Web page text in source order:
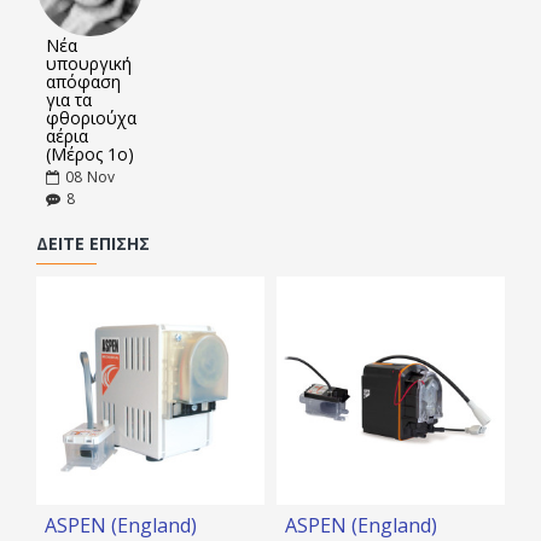
Νέα
υπουργική
απόφαση
για τα
φθοριούχα
αέρια
(Μέρος 1ο)
08 Nov
8
ΔΕΊΤΕ ΕΠΊΣΗΣ
ASPEN (England)
ASPEN (England)